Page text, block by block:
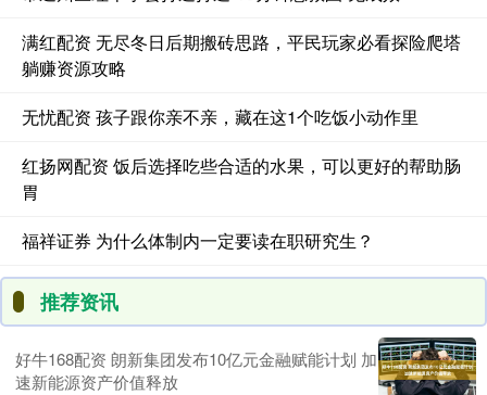
满红配资 无尽冬日后期搬砖思路，平民玩家必看探险爬塔
躺赚资源攻略
无忧配资 孩子跟你亲不亲，藏在这1个吃饭小动作里
红扬网配资 饭后选择吃些合适的水果，可以更好的帮助肠
胃
福祥证券 为什么体制内一定要读在职研究生？
推荐资讯
好牛168配资 朗新集团发布10亿元金融赋能计划 加
速新能源资产价值释放